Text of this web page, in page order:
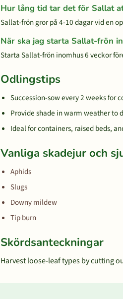
Hur lång tid tar det för Sallat
Sallat-frön gror på 4-10 dagar vid en
När ska jag starta Sallat-frön
Starta Sallat-frön inomhus 6 veckor
Odlingstips
Succession-sow every 2 weeks for
Provide shade in warm weather to
Ideal for containers, raised beds,
Vanliga skadejur och
Aphids
Slugs
Downy mildew
Tip burn
Skördsanteckningar
Harvest loose-leaf types by cutting